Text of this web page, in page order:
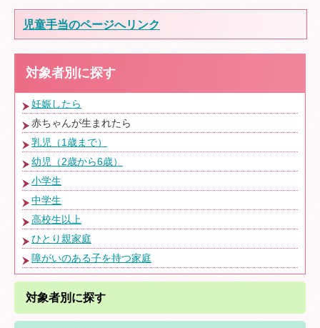
学校給食センター
青少年サポートセンター
はまだ子どもニュース
リンク集
児童手当のページへリンク
対象者別に探す
妊娠したら
赤ちゃんが生まれたら
乳児（1歳まで）
幼児（2歳から6歳）
小学生
中学生
高校生以上
ひとり親家庭
障がいのある子を持つ家庭
対象者別に探す